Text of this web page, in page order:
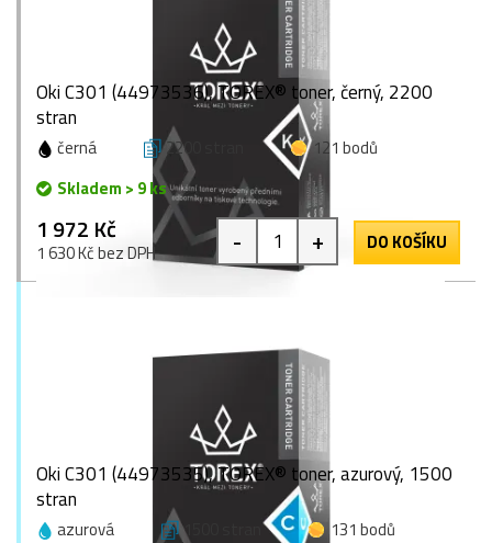
Oki C301 (44973536), TOREX® toner, černý, 2200
stran
černá 2200 stran
121 bodů
Skladem > 9 ks
1 972 Kč
1 630 Kč bez DPH - + DO KOŠÍKU
Oki C301 (44973535), TOREX® toner, azurový, 1500
stran
azurová 1500 stran
131 bodů